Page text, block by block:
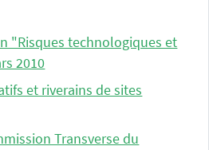
"Risques technologiques et
2010
et riverains de sites
Transverse du